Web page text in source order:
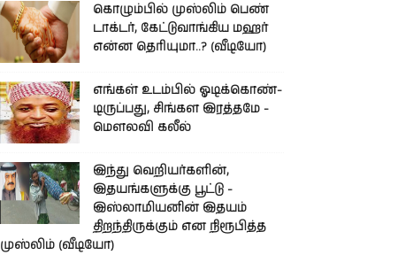
கொழும்பில் முஸ்லிம் பெண்
டாக்டர், கேட்டுவாங்கிய மஹர்
என்ன தெரியுமா..? (வீடியோ)
எங்கள் உடம்பில் ஓடிக்­கொண்­
டி­ருப்­பது, சிங்­கள இரத்­தமே -
மௌலவி கலீல்
இந்து வெறியர்களின்,
இதயங்களுக்கு பூட்டு -
இஸ்லாமியனின் இதயம்
திறந்திருக்கும் என நிரூபித்த
முஸ்லிம் (வீடியோ)